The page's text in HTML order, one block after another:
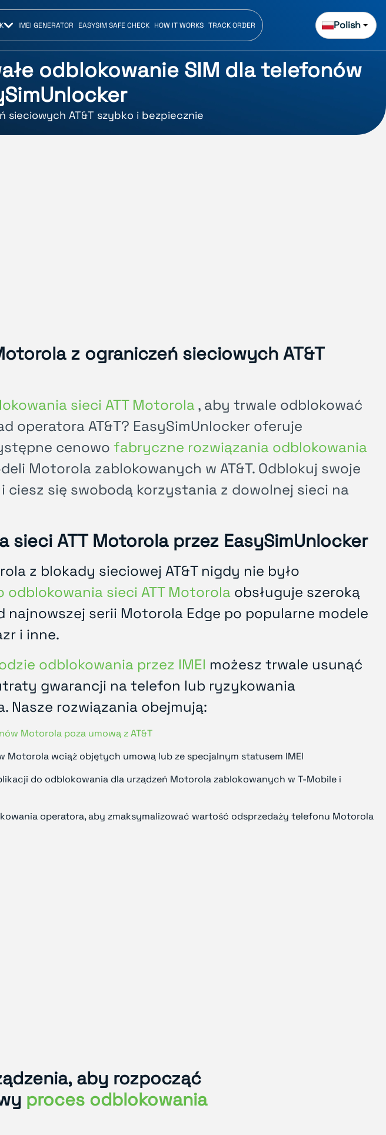
IMEI GENERATOR EASYSIM SAFE CHECK HOW IT WORKS TRACK ORDER Polish
odblokowanie SIM dla telefonów
AT&T szybko i bezpiecznie
z ograniczeń sieciowych AT&T
sieci ATT Motorola, aby trwale odblokować
operatora AT&T? EasySimUnlocker oferuje
cenowo fabryczne rozwiązania odblokowania
Motorola zablokowanych w AT&T. Odblokuj swoje
ciesz się swobodą korzystania z dowolnej sieci na
sieci ATT Motorola przez EasySimUnlocker
z blokady sieciowej AT&T nigdy nie było
odblokowania sieci ATT Motorola obsługuje szeroką
najnowszej serii Motorola Edge po popularne modele
i inne.
odblokowania przez IMEI możesz trwale usunąć
gwarancji na telefon lub ryzykowania
Nasze rozwiązania obejmują:
Motorola poza umową z AT&T
Motorola wciąż objętych umową lub ze specjalnym statusem IMEI
do odblokowania dla urządzeń Motorola zablokowanych w T-Mobile i
operatora, aby zmaksymalizować wartość odsprzedaży telefonu Motorola
aby rozpocząć
proces odblokowania